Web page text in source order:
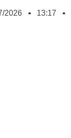
2026
13:17